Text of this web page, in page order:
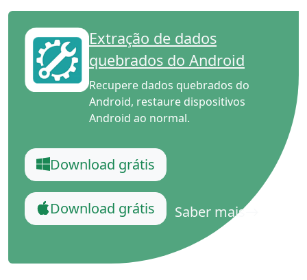
Extração de dados
quebrados do Android
Recupere dados quebrados do
Android, restaure dispositivos
Android ao normal.
Download grátis
Download grátis Saber mais